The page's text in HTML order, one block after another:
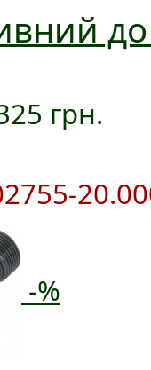
грн.
-%